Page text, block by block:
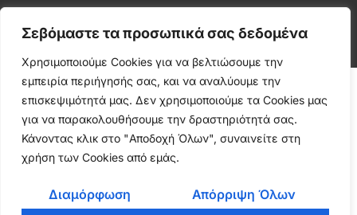
Σεβόμαστε τα προσωπικά σας δεδομένα
Χρησιμοποιούμε Cookies για να βελτιώσουμε την
εμπειρία περιήγησής σας, και να αναλύουμε την
επισκεψιμότητά μας. Δεν χρησιμοποιούμε τα Cookies μας
για να παρακολουθήσουμε την δραστηριότητά σας.
Κάνοντας κλικ στο "Αποδοχή Όλων", συναινείτε στη
χρήση των Cookies από εμάς.
Διαμόρφωση Απόρριψη Όλων